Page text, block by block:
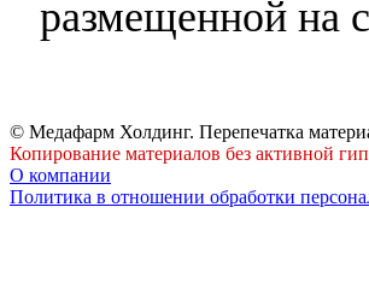
размещенной на
© Медафарм Холдинг. Перепечатка
Копирование материалов без активной
О компании
Политика в отношении обработки